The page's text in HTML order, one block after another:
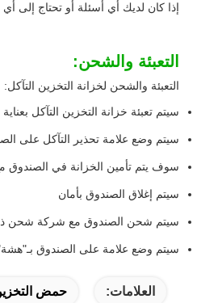
إذا كان لديك أي أسئلة أو تحتاج إلى
التعبئة والشحن:
التعبئة والشحن لخزانة التخزين التآكل:
سيتم تعبئة خزانة التخزين التآكل
سيتم وضع علامة تحذير التآكل على
سوف يتم تأمين الخزانة في الصندوق
سيتم إغلاق الصندوق بأمان
سيتم شحن الصندوق مع شركة شحن
سيتم وضع علامة على الصندوق
العلامات: حمض